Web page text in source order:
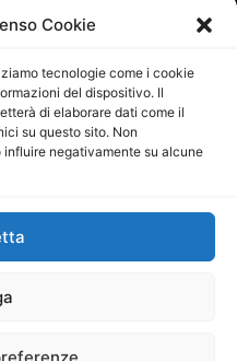
Cookie
tecnologie come i cookie
del dispositivo. Il
di elaborare dati come il
su questo sito. Non
negativamente su alcune
Scaglione
Maria Calabrese
Cooperativa a r.l. è
di Comunicazione al